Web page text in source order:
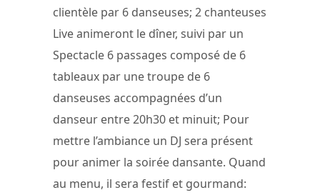
clientèle par 6 danseuses; 2 chanteuses
Live animeront le dîner, suivi par un
Spectacle 6 passages composé de 6
tableaux par une troupe de 6
danseuses accompagnées d’un
danseur entre 20h30 et minuit; Pour
mettre l’ambiance un DJ sera présent
pour animer la soirée dansante. Quand
au menu, il sera festif et gourmand: